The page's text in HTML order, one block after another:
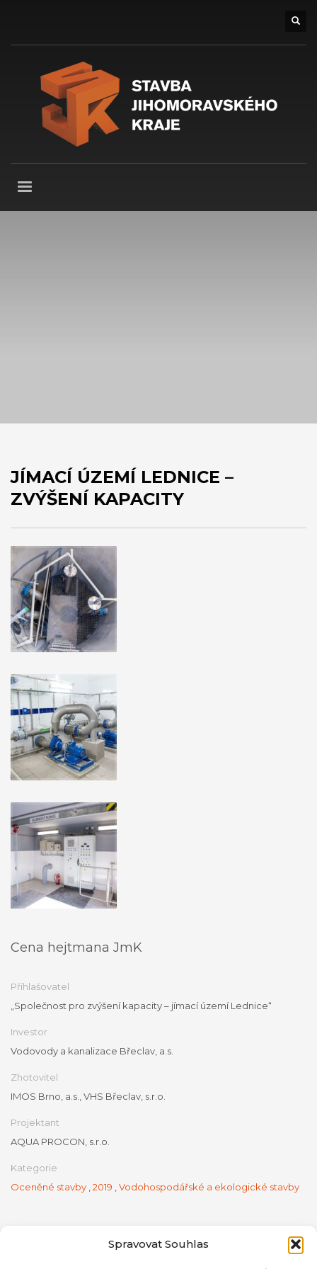
Spravovat Souhlas
JÍMACÍ ÚZEMÍ LEDNICE –
ZVÝŠENÍ KAPACITY
Cena hejtmana JmK
Přihlašovatel
„Společnost pro zvýšení kapacity – jímací území Lednice“
Investor
Vodovody a kanalizace Břeclav, a.s.
Zhotovitel
IMOS Brno, a.s., VHS Břeclav, s.r.o.
Projektant
AQUA PROCON, s.r.o.
Kategorie
Oceněné stavby 2019 Vodohospodářské a ekologické stavby